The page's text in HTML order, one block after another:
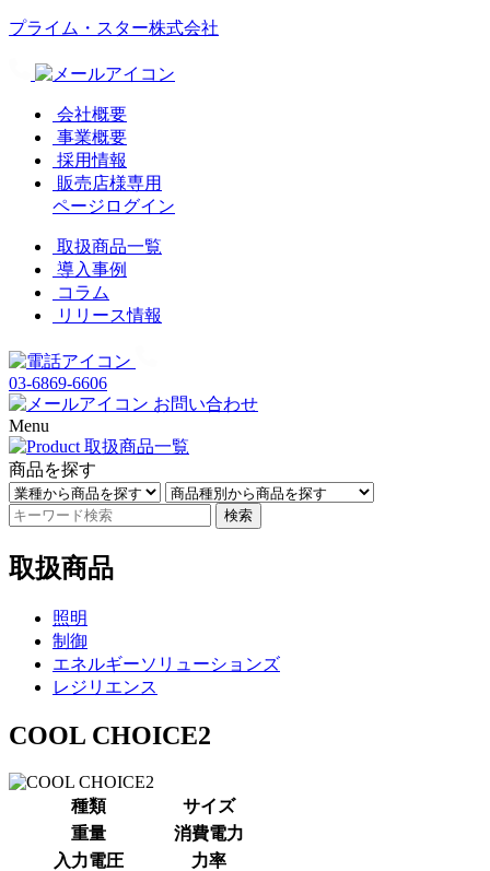
プライム・スター株式会社
会社概要
事業概要
採用情報
販売店様専用
ページログイン
取扱商品一覧
導入事例
コラム
リリース情報
03-6869-6606
お問い合わせ
Menu
商品を探す
検索
取扱商品
照明
制御
エネルギーソリューションズ
レジリエンス
COOL CHOICE2
種類
サイズ
重量
消費電力
入力電圧
力率